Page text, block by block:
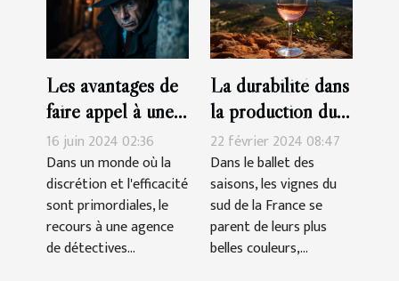
Les avantages de
faire appel à une
agence de
détectives privés
agréée pour des
enquêtes discrètes
et efficaces
16 juin 2024 02:36
Dans un monde où la
discrétion et l'efficacité
sont primordiales, le
recours à une agence
de détectives...
La durabilité dans
la production du
vin rosé Côtes-
de-Provence
22 février 2024 08:47
Dans le ballet des
saisons, les vignes du
sud de la France se
parent de leurs plus
belles couleurs,...